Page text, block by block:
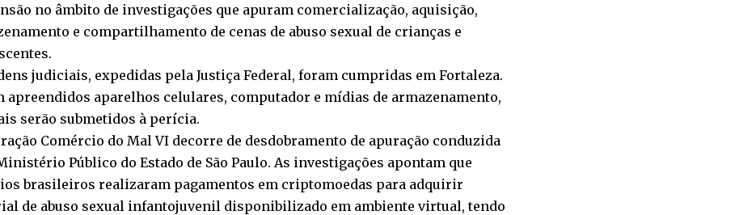
no âmbito de investigações que apuram comercialização, aquisição,
e compartilhamento de cenas de abuso sexual de crianças e
judiciais, expedidas pela Justiça Federal, foram cumpridas em Fortaleza.
apreendidos aparelhos celulares, computador e mídias de armazenamento,
serão submetidos à perícia.
Comércio do Mal VI decorre de desdobramento de apuração conduzida
Público do Estado de São Paulo. As investigações apontam que
brasileiros realizaram pagamentos em criptomoedas para adquirir
de abuso sexual infantojuvenil disponibilizado em ambiente virtual, tendo